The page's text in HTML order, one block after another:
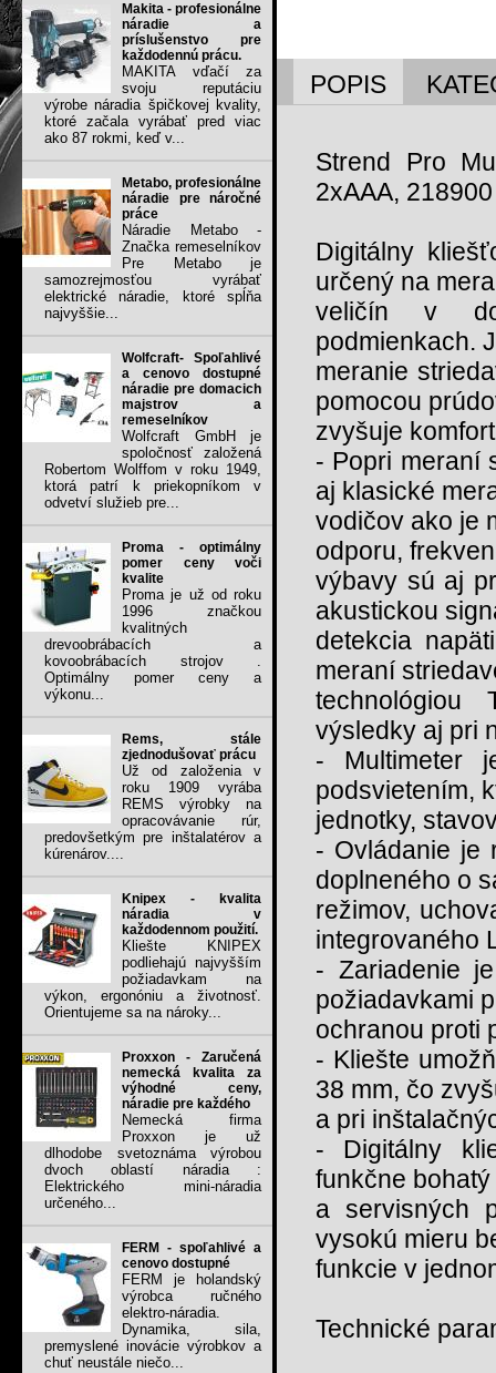
Makita - profesionálne
náradie a
príslušenstvo pre
každodennú prácu.
MAKITA vďačí za
svoju reputáciu
výrobe náradia špičkovej kvality,
ktoré začala vyrábať pred viac
ako 87 rokmi, keď v...
Metabo, profesionálne
náradie pre náročné
práce
Náradie Metabo -
Značka remeselníkov
Pre Metabo je
samozrejmosťou vyrábať
elektrické náradie, ktoré spĺňa
najvyššie...
Wolfcraft- Spoľahlivé
a cenovo dostupné
náradie pre domacich
majstrov a
remeselníkov
Wolfcraft GmbH je
spoločnosť založená
Robertom Wolffom v roku 1949,
ktorá patrí k priekopníkom v
odvetví služieb pre...
Proma - optimálny
pomer ceny voči
kvalite
Proma je už od roku
1996 značkou
kvalitných
drevoobrábacích a
kovoobrábacích strojov .
Optimálny pomer ceny a
výkonu...
Rems, stále
zjednodušovať prácu
Už od založenia v
roku 1909 vyrába
REMS výrobky na
opracovávanie rúr,
predovšetkým pre inštalatérov a
kúrenárov....
Knipex - kvalita
náradia v
každodennom použití.
Kliešte KNIPEX
podliehajú najvyšším
požiadavkam na
výkon, ergonóniu a životnosť.
Orientujeme sa na nároky...
Proxxon - Zaručená
nemecká kvalita za
výhodné ceny,
náradie pre každého
Nemecká firma
Proxxon je už
dlhodobe svetoznáma výrobou
dvoch oblastí náradia :
Elektrického mini-náradia
určeného...
FERM - spoľahlivé a
cenovo dostupné
FERM je holandský
výrobca ručného
elektro-náradia.
Dynamika, sila,
premyslené inovácie výrobkov a
chuť neustále niečo...
POPIS
Strend Pro
2xAAA, 218900
Digitálny
určený na
veličín v
podmienkach.
meranie
pomocou
zvyšuje
- Popri meraní
aj klasické
vodičov ako je
odporu,
výbavy sú aj
akustickou
detekcia
meraní
technológiou
výsledky aj pri
- Multimeter
podsvietením,
jednotky,
- Ovládanie je
doplneného o
režimov,
integrovaného
- Zariadenie
požiadavkami
ochranou proti
- Kliešte
38 mm, čo
a pri
- Digitálny
funkčne
a servisných
vysokú mieru
funkcie v
Technické